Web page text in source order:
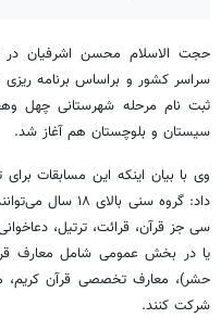
حجت الاسلام محسن اشرفیان در
سراسر کشور و براساسبرنامهریزی
ثبت نام مرحله شهرستانی چهل
سیستان و بلوچستان هم آغاز شد.
وی با بیان اینکه این مسابقات
داد: گروه سنی
سی جز قرآن، قرائت، ترتیل،
یا در بخش عمومی شامل معارف
حشر)، معارف تخصصی قرآن کریم،
شرکت کنند.